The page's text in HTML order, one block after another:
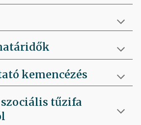
kemencézés
tűzifa